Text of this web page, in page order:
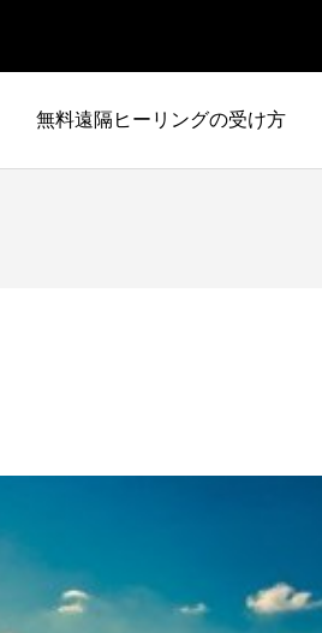
無料遠隔ヒーリングの受け方